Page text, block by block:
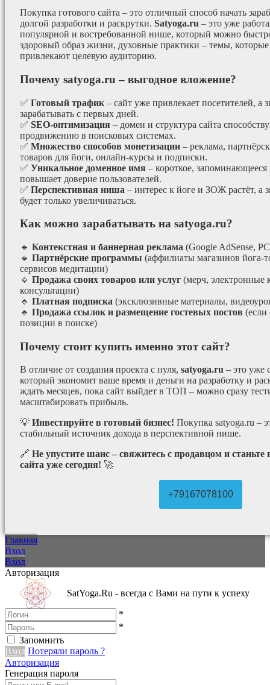
Покупка готового сайта – это отличный способ начать
долгой разработки и раскрутки. Satyoga.ru – это уже
популярной и востребованной нише, который можно
здоровый образ жизни, духовные практики – темы, которые
привлекают целевую аудиторию.
Почему satyoga.ru – выгодное вложение?
✅ Готовый трафик – сайт уже привлекает посетителей, а
зарабатывать с первых дней.
✅ SEO-оптимизация – домен и структура сайта
продвижению в поисковых системах.
✅ Множество способов монетизации – реклама,
товаров для йоги, онлайн-курсы и подписки.
✅ Уникальное доменное имя – короткое, запоминающееся
повышает доверие пользователей.
✅ Перспективная ниша – интерес к йоге и ЗОЖ растёт, а
будет только увеличиваться.
Как можно зарабатывать на satyoga.ru?
🔹 Контекстная и баннерная реклама (Google AdSense,
🔹 Партнёрские программы (аффилиаты магазинов йога-
сервисов медитации)
🔹 Продажа своих товаров или услуг (мерч, электронные
консультации)
🔹 Платная подписка (эксклюзивные материалы,
🔹 Продажа ссылок и размещение гостевых постов (если
позиции в поиске)
Почему стоит купить именно этот сайт?
В отличие от создания проекта с нуля, satyoga.ru – это уже
который экономит ваше время и деньги на разработку и
ждать месяцев, пока сайт выйдет в ТОП – можно сразу
масштабировать прибыль.
💡 Инвестируйте в готовый бизнес! Покупка satyoga.ru –
стабильный источник дохода в перспективной нише.
🔗 Не упустите шанс – свяжитесь с продавцом и
сайта уже сегодня! 🚀
+79167078100
Главная
Вход
Вход
Авторизация
SatYoga.Ru - всегда с Вами на пути к успеху
*
*
Запомнить
Вход Потеряли пароль ?
Авторизация
Генерация пароля